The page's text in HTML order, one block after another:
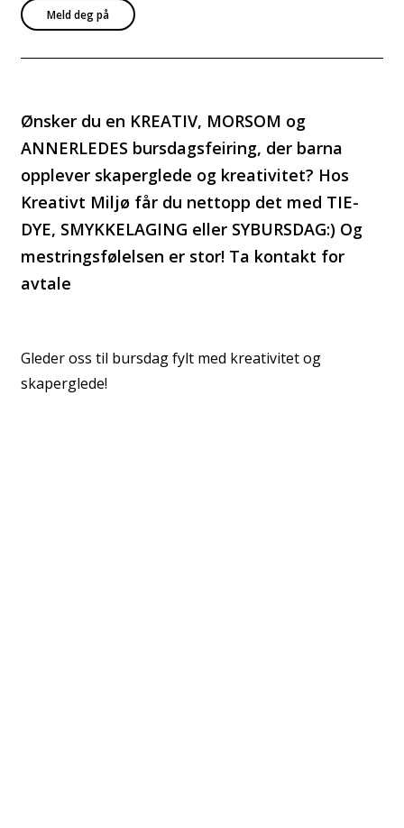
Meld deg på
Ønsker du en KREATIV, MORSOM og
ANNERLEDES bursdagsfeiring, der barna
opplever skaperglede og kreativitet? Hos
Kreativt Miljø får du nettopp det med TIE-
DYE, SMYKKELAGING eller SYBURSDAG:) Og
mestringsfølelsen er stor! Ta kontakt for
avtale
Gleder oss til bursdag fylt med kreativitet og
skaperglede!